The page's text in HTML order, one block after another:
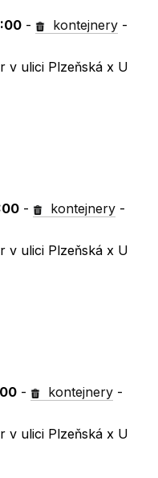
- kontejnery -
v ulici Plzeňská x U
- kontejnery -
v ulici Plzeňská x U
- kontejnery -
v ulici Plzeňská x U